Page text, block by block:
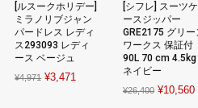
[ルスークホリデー]
ミラノリブジャン
パードレス レディ
ス293093 レディ
ース ベージュ
¥4,971 Original
¥3,471
[シフレ] スーツケ
ースジッパー
GRE2175 グリー
ワークス 保証付
90L 70 cm 4.5kg
ネイビー
¥26,400 Original
¥10,560